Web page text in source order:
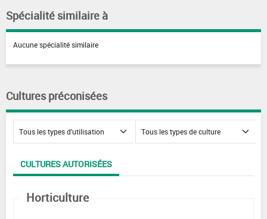
Spécialité similaire à
Aucune spécialité similaire
Cultures préconisées
CULTURES AUTORISÉES
Horticulture